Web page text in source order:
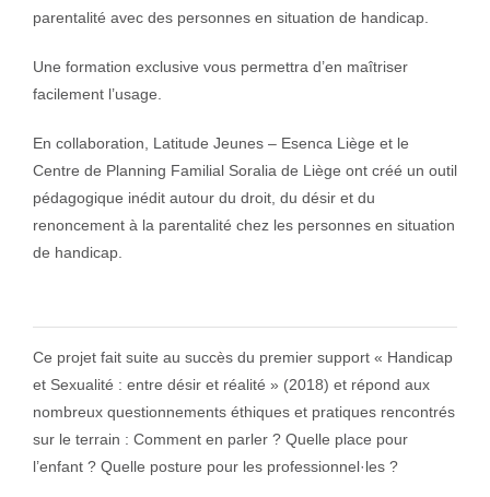
parentalité avec des personnes en situation de handicap.
Une formation exclusive vous permettra d’en maîtriser
facilement l’usage.
En collaboration, Latitude Jeunes – Esenca Liège et le
Centre de Planning Familial Soralia de Liège ont créé un outil
pédagogique inédit autour du droit, du désir et du
renoncement à la parentalité chez les personnes en situation
de handicap.
Ce projet fait suite au succès du premier support « Handicap
et Sexualité : entre désir et réalité » (2018) et répond aux
nombreux questionnements éthiques et pratiques rencontrés
sur le terrain : Comment en parler ? Quelle place pour
l’enfant ? Quelle posture pour les professionnel·les ?